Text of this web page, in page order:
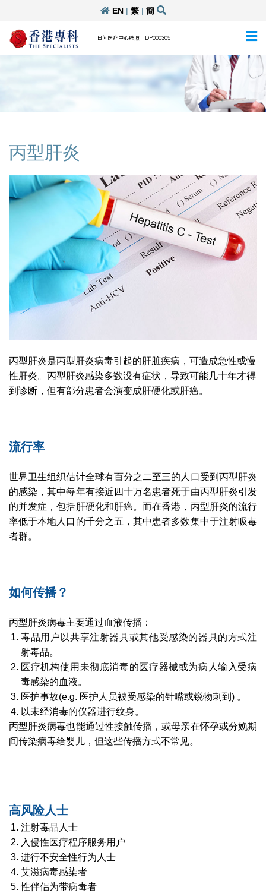
EN| 繁| 簡
日间医疗中心牌照：DP000305
丙型肝炎
丙型肝炎是丙型肝炎病毒引起的肝脏疾病，可造成急性或慢
性肝炎。丙型肝炎感染多数没有症状，导致可能几十年才得
到诊断，但有部分患者会演变成肝硬化或肝癌。
流行率
世界卫生组织估计全球有百分之二至三的人口受到丙型肝炎
的感染，其中每年有接近四十万名患者死于由丙型肝炎引发
的并发症，包括肝硬化和肝癌。而在香港，丙型肝炎的流行
率低于本地人口的千分之五，其中患者多数集中于注射吸毒
者群。
如何传播？
丙型肝炎病毒主要通过血液传播：
毒品用户以共享注射器具或其他受感染的器具的方式注
射毒品。
医疗机构使用未彻底消毒的医疗器械或为病人输入受病
毒感染的血液。
医护事故(e.g. 医护人员被受感染的针嘴或锐物刺到) 。
以未经消毒的仪器进行纹身。
丙型肝炎病毒也能通过性接触传播，或母亲在怀孕或分娩期
间传染病毒给婴儿，但这些传播方式不常见。
高风险人士
注射毒品人士
入侵性医疗程序服务用户
进行不安全性行为人士
艾滋病毒感染者
性伴侣为带病毒者